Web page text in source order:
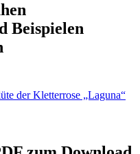
Beispielen